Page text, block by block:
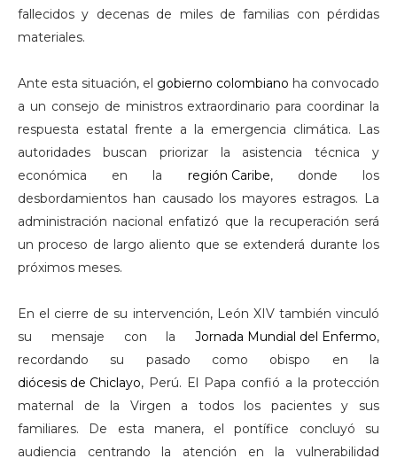
fallecidos y decenas de miles de familias con pérdidas
materiales.
Ante esta situación, el gobierno colombiano ha convocado
a un consejo de ministros extraordinario para coordinar la
respuesta estatal frente a la emergencia climática. Las
autoridades buscan priorizar la asistencia técnica y
económica en la región Caribe, donde los
desbordamientos han causado los mayores estragos. La
administración nacional enfatizó que la recuperación será
un proceso de largo aliento que se extenderá durante los
próximos meses.
En el cierre de su intervención, León XIV también vinculó
su mensaje con la Jornada Mundial del Enfermo,
recordando su pasado como obispo en la
diócesis de Chiclayo, Perú. El Papa confió a la protección
maternal de la Virgen a todos los pacientes y sus
familiares. De esta manera, el pontífice concluyó su
audiencia centrando la atención en la vulnerabilidad